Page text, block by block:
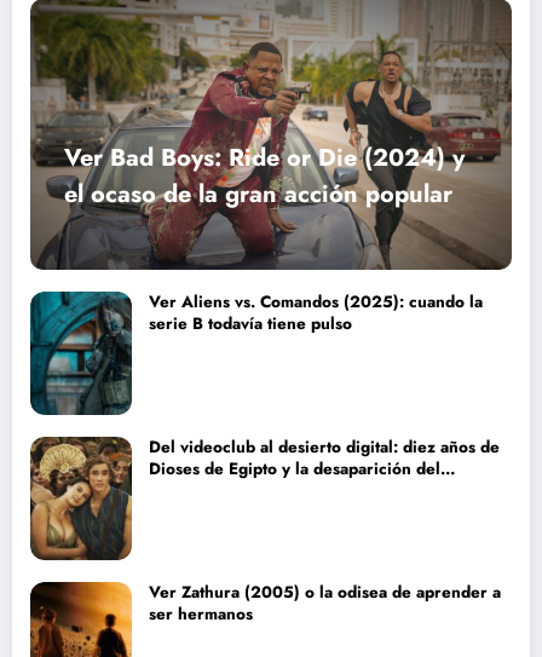
Ver Bad Boys: Ride or Die (2024) y
el ocaso de la gran acción popular
Ver Aliens vs. Comandos (2025): cuando la
serie B todavía tiene pulso
Del videoclub al desierto digital: diez años de
Dioses de Egipto y la desaparición del
Ver Zathura (2005) o la odisea de aprender a
ser hermanos